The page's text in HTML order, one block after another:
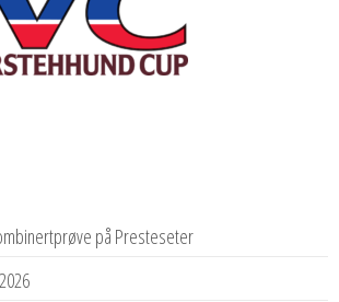
på Presteseter